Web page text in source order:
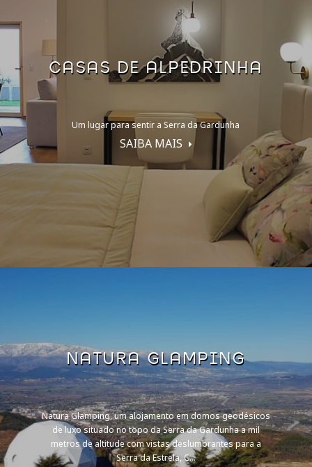
CASAS DE ALPEDRINHA
Um lugar para sentir a Serra da Gardunha
SAIBA MAIS
NATURA GLAMPING
Natura Glamping, um alojamento em domos geodésicos
de luxo situado no topo da Serra da Gardunha a mil
metros de altitude com vistas deslumbrantes para a
Serra da Estrela, C...